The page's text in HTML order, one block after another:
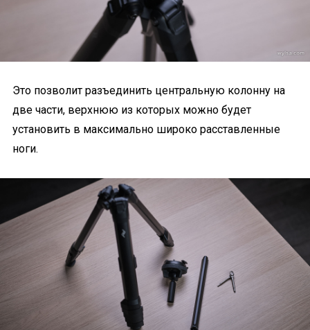
Это позволит разъединить центральную колонну на
две части, верхнюю из которых можно будет
установить в максимально широко расставленные
ноги.